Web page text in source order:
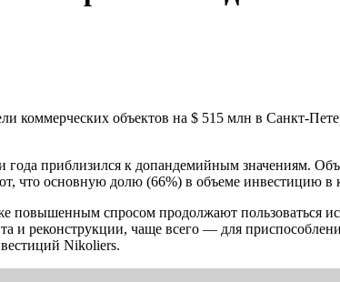
коммерческих объектов на $ 515 млн в Санкт-
приблизился к допандемийным значениям.
что основную долю (66%) в объеме инвестицию
повышенным спросом продолжают пользоваться
и реконструкции, чаще всего — для
Nikoliers.